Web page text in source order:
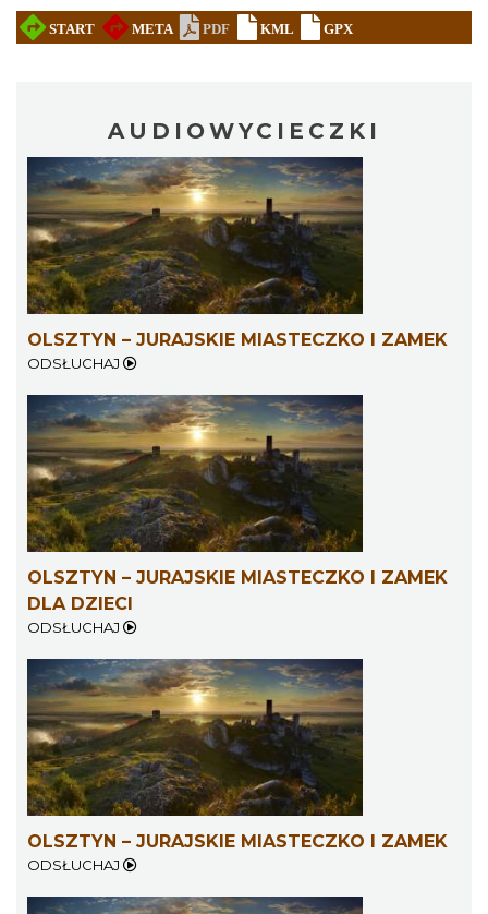
AUDIOWYCIECZKI
OLSZTYN – JURAJSKIE MIASTECZKO I ZAMEK
ODSŁUCHAJ
OLSZTYN – JURAJSKIE MIASTECZKO I ZAMEK
DLA DZIECI
ODSŁUCHAJ
OLSZTYN – JURAJSKIE MIASTECZKO I ZAMEK
ODSŁUCHAJ